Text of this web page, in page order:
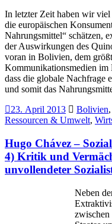
In letzter Zeit haben wir
die europäischen
Nahrungsmittel“ schätzen,
der Auswirkungen des
voran in Bolivien, dem
Kommunikationsmedien im
dass die globale Nachfrage
und somit das
23. April 2013
Bolivien,
Ressourcen & Umwelt,
Hugo Chávez –
4) Kritik und
unvollendeter
Neben
zwischen